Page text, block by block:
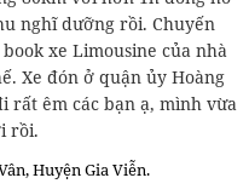
nghĩ dưỡng rồi. Chuyến
xe Limousine của nhà
Xe đón ở quận ủy Hoàng
rất êm các bạn ạ, mình vừa
rồi.
Huyện Gia Viễn.